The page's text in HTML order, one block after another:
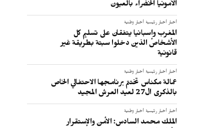
الأمونيا الخضراء بالعيون
أخبار أخبار رئيسية أخبار وطنية
المغرب وإسبانيا يتفقان على تسليم كل
الأشخاص الذين دخلوا سبتة بطريقة غير
قانونية
أخبار أخبار رئيسية أخبار وطنية
عمالة مكناس تختتم برنامجها الاحتفالي الخاص
بالذكرى ال27 لعيد العرش المجيد
أخبار أخبار رئيسية أخبار وطنية
الملك محمد السادس: الأمن والإستقرار